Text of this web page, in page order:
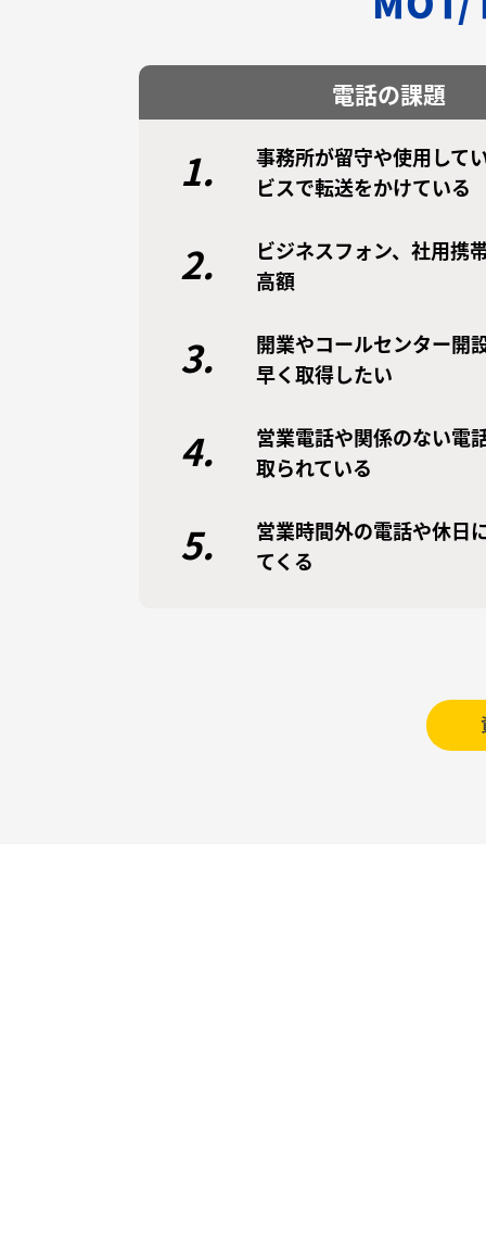
電話の課題
1.
事務所が留守や使用して
ビスで転送をかけている
2.
ビジネスフォン、社用携
高額
3.
開業やコールセンター開
早く取得したい
4.
営業電話や関係のない電
取られている
5.
営業時間外の電話や休日
てくる